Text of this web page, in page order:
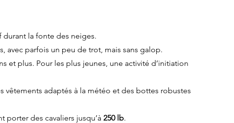
durant la fonte des neiges.
avec parfois un peu de trot, mais sans galop.
et plus. Pour les plus jeunes, une activité d’initiation
vêtements adaptés à la météo et des bottes robustes
porter des cavaliers jusqu’à 250 lb.